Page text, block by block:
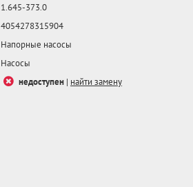
1.645-373.0
4054278315904
Напорные насосы
Насосы
недоступен | найти замену